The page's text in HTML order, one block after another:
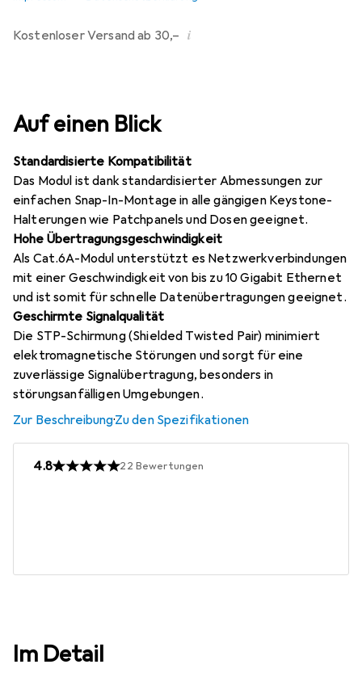
Kostenloser Versand ab 30,– i
Auf einen Blick
Standardisierte Kompatibilität
Das Modul ist dank standardisierter Abmessungen zur
einfachen Snap-In-Montage in alle gängigen Keystone-
Halterungen wie Patchpanels und Dosen geeignet.
Hohe Übertragungsgeschwindigkeit
Als Cat.6A-Modul unterstützt es Netzwerkverbindungen
mit einer Geschwindigkeit von bis zu 10 Gigabit Ethernet
und ist somit für schnelle Datenübertragungen geeignet.
Geschirmte Signalqualität
Die STP-Schirmung (Shielded Twisted Pair) minimiert
elektromagnetische Störungen und sorgt für eine
zuverlässige Signalübertragung, besonders in
störungsanfälligen Umgebungen.
Zur Beschreibung·Zu den Spezifikationen
4.8 22 Bewertungen
Im Detail